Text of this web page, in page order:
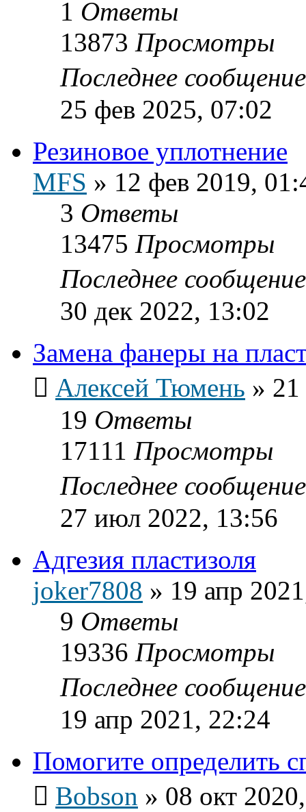
1 Ответы
13873 Просмотры
Последнее
25 фев 2025, 07:02
Резиновое уплотнение
MFS » 12 фев 2019,
3 Ответы
13475 Просмотры
Последнее
30 дек 2022, 13:02
Замена фанеры на
Алексей Тюмень »
19 Ответы
17111 Просмотры
Последнее
27 июл 2022, 13:56
Адгезия пластизоля
joker7808 » 19 апр
9 Ответы
19336 Просмотры
Последнее
19 апр 2021, 22:24
Помогите определить
Bobson » 08 окт